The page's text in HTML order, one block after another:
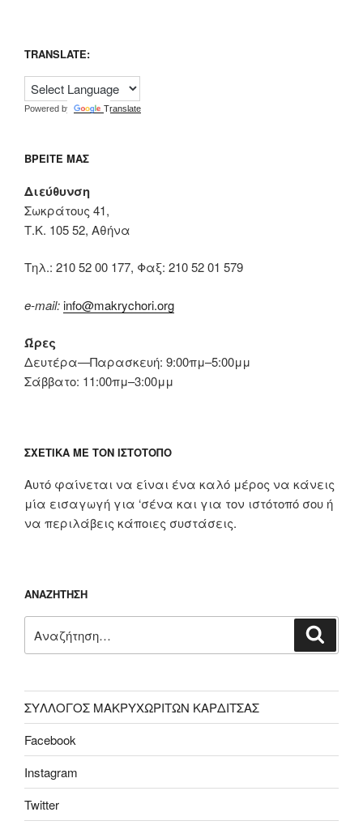
TRANSLATE:
Powered by Translate
ΒΡΕΊΤΕ ΜΑΣ
Διεύθυνση
Σωκράτους 41,
Τ.Κ. 105 52, Αθήνα
Tηλ.: 210 52 00 177, Φαξ: 210 52 01 579
e-mail:info@makrychori.org
Ώρες
Δευτέρα—Παρασκευή: 9:00πμ–5:00μμ
Σάββατο: 11:00πμ–3:00μμ
ΣΧΕΤΙΚΆ ΜΕ ΤΟΝ ΙΣΤΌΤΟΠΟ
Αυτό φαίνεται να είναι ένα καλό μέρος να κάνεις
μία εισαγωγή για ‘σένα και για τον ιστότοπό σου ή
να περιλάβεις κάποιες συστάσεις.
ΑΝΑΖΉΤΗΣΗ
για:
ΣΥΛΛΟΓΟΣ ΜΑΚΡΥΧΩΡΙΤΩΝ ΚΑΡΔΙΤΣΑΣ
Facebook
Instagram
Twitter